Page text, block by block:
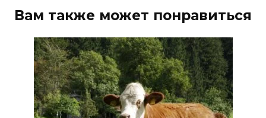
Вам также может понравиться